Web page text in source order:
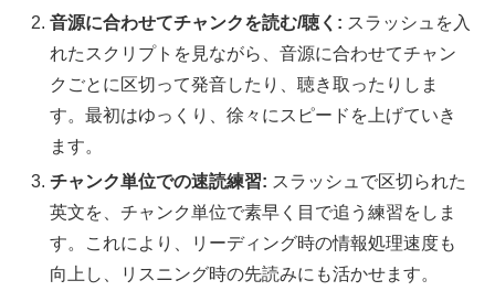
音源に合わせてチャンクを読む/聴く: スラッシュを入
れたスクリプトを見ながら、音源に合わせてチャン
クごとに区切って発音したり、聴き取ったりしま
す。最初はゆっくり、徐々にスピードを上げていき
ます。
チャンク単位での速読練習: スラッシュで区切られた
英文を、チャンク単位で素早く目で追う練習をしま
す。これにより、リーディング時の情報処理速度も
向上し、リスニング時の先読みにも活かせます。